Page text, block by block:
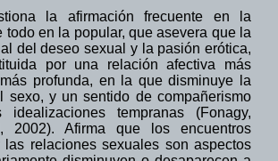
la afirmación frecuente en la
todo en la popular, que asevera que la
del deseo sexual y la pasión erótica,
por una relación afectiva
más
más profunda, en la que disminuye la
sexo, y un sentido de compañerismo
idealizaciones tempranas (Fonagy,
, 2002). Afirma que los
encuentros
las relaciones sexuales son aspectos